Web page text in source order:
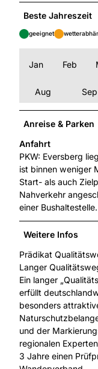
Beste Jahreszeit
geeignet
Jan Feb
Aug Sep
Anreise & Parken
Anfahrt
PKW: Eversberg
ist binnen weniger
Start- als auch
Nahverkehr
einer Bushaltestelle.
Weitere Infos
Prädikat
Langer
Ein langer
erfüllt
besonders
und der
regionalen
3 Jahre einen